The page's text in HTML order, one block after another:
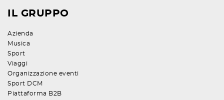
IL GRUPPO
Azienda
Musica
Sport
Viaggi
Organizzazione eventi
Sport DCM
Piattaforma B2B